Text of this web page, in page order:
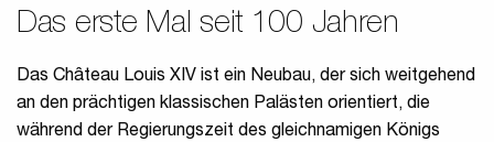
Das erste Mal seit 100 Jahren
Das Château Louis XIV ist ein Neubau, der sich weitgehend
an den prächtigen klassischen Palästen orientiert, die
während der Regierungszeit des gleichnamigen Königs